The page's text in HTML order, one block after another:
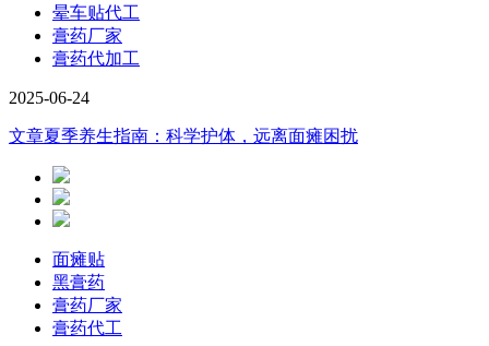
晕车贴代工
膏药厂家
膏药代加工
2025-06-24
文章夏季养生指南：科学护体，远离面瘫困扰
面瘫贴
黑膏药
膏药厂家
膏药代工